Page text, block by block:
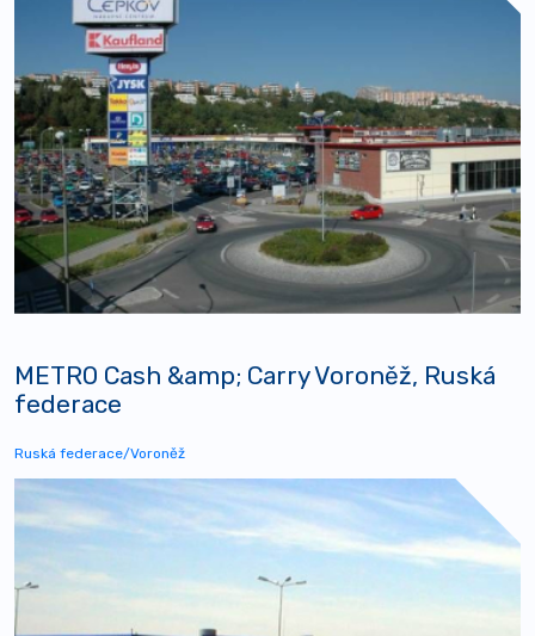
METRO Cash &amp; Carry Voroněž, Ruská
federace
Ruská federace/Voroněž